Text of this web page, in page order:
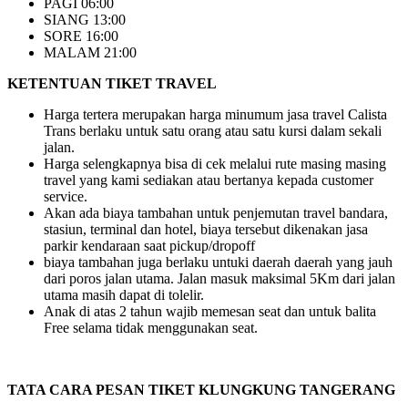
PAGI 06:00
SIANG 13:00
SORE 16:00
MALAM 21:00
KETENTUAN TIKET TRAVEL
Harga tertera merupakan harga minumum jasa travel Calista
Trans berlaku untuk satu orang atau satu kursi dalam sekali
jalan.
Harga selengkapnya bisa di cek melalui rute masing masing
travel yang kami sediakan atau bertanya kepada customer
service.
Akan ada biaya tambahan untuk penjemutan travel bandara,
stasiun, terminal dan hotel, biaya tersebut dikenakan jasa
parkir kendaraan saat pickup/dropoff
biaya tambahan juga berlaku untuki daerah daerah yang jauh
dari poros jalan utama. Jalan masuk maksimal 5Km dari jalan
utama masih dapat di tolelir.
Anak di atas 2 tahun wajib memesan seat dan untuk balita
Free selama tidak menggunakan seat.
TATA CARA PESAN TIKET KLUNGKUNG TANGERANG